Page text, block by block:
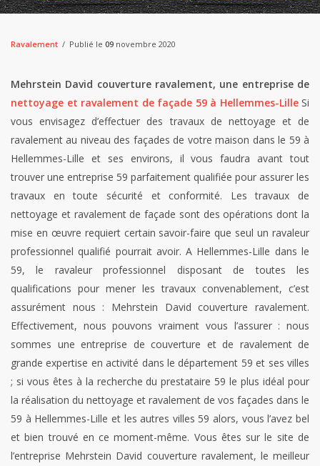
Ravalement Publié le 09 novembre 2020
Mehrstein David couverture ravalement, une entreprise de
nettoyage et ravalement de façade 59 à Hellemmes-LilleSi
vous envisagez d’effectuer des travaux de nettoyage et de
ravalement au niveau des façades de votre maison dans le 59 à
Hellemmes-Lille et ses environs, il vous faudra avant tout
trouver une entreprise 59 parfaitement qualifiée pour assurer les
travaux en toute sécurité et conformité. Les travaux de
nettoyage et ravalement de façade sont des opérations dont la
mise en œuvre requiert certain savoir-faire que seul un ravaleur
professionnel qualifié pourrait avoir. A Hellemmes-Lille dans le
59, le ravaleur professionnel disposant de toutes les
qualifications pour mener les travaux convenablement, c’est
assurément nous : Mehrstein David couverture ravalement.
Effectivement, nous pouvons vraiment vous l’assurer : nous
sommes une entreprise de couverture et de ravalement de
grande expertise en activité dans le département 59 et ses villes
; si vous êtes à la recherche du prestataire 59 le plus idéal pour
la réalisation du nettoyage et ravalement de vos façades dans le
59 à Hellemmes-Lille et les autres villes 59 alors, vous l’avez bel
et bien trouvé en ce moment-même. Vous êtes sur le site de
l’entreprise Mehrstein David couverture ravalement, le meilleur